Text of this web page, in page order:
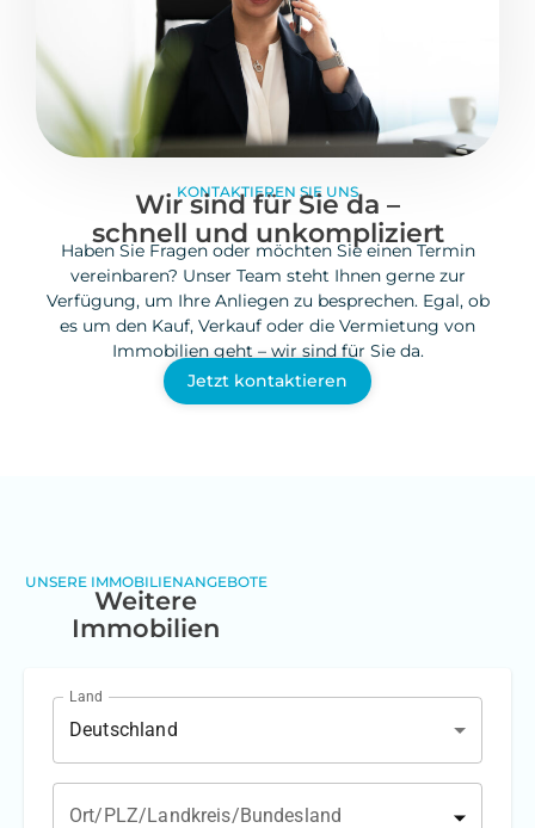
KONTAKTIEREN SIE UNS
Wir sind für Sie da –
schnell und unkompliziert
Haben Sie Fragen oder möchten Sie einen Termin
vereinbaren? Unser Team steht Ihnen gerne zur
Verfügung, um Ihre Anliegen zu besprechen. Egal, ob
es um den Kauf, Verkauf oder die Vermietung von
Immobilien geht – wir sind für Sie da.
Jetzt kontaktieren
UNSERE IMMOBILIENANGEBOTE
Weitere
Immobilien
Land
Deutschland
Ort/PLZ/Landkreis/Bundesland